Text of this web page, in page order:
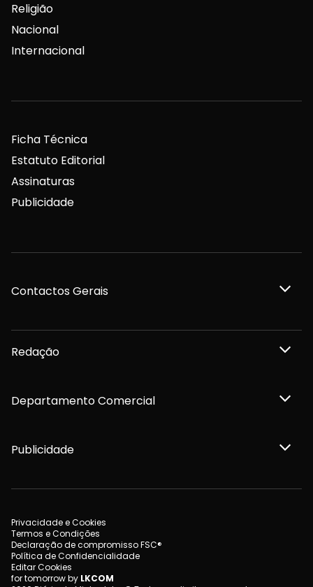
Religião
Nacional
Internacional
Ficha Técnica
Estatuto Editorial
Assinaturas
Publicidade
Contactos Gerais
Redação
Departamento Comercial
Publicidade
Privacidade e Cookies
Termos e Condições
Declaração de compromisso FSC®
Política de Confidencialidade
Editar Cookies
for tomorrow by LKCOM